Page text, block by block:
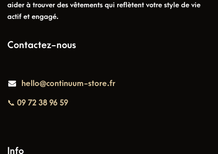
aider à trouver des vêtements qui reflètent votre style de vie
actif et engagé.
Contactez-nous
hello@continuum-store.fr
📞 09 72 38 96 59
Info